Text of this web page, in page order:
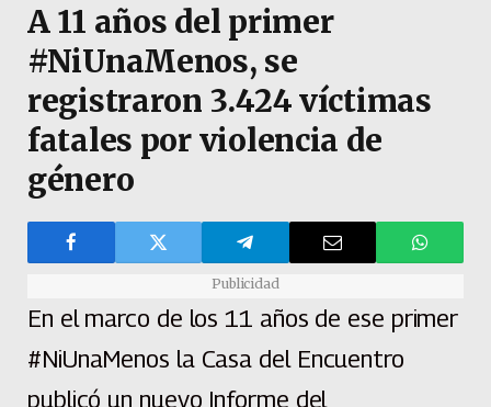
A 11 años del primer
#NiUnaMenos, se
registraron 3.424 víctimas
fatales por violencia de
género
Publicidad
En el marco de los 11 años de ese primer
#NiUnaMenos la Casa del Encuentro
publicó un nuevo Informe del